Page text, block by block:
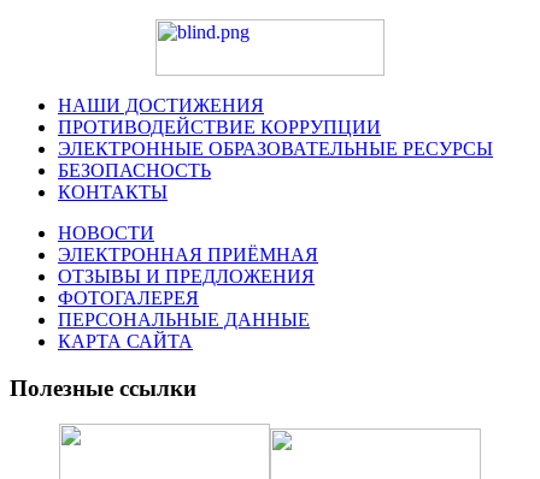
НАШИ ДОСТИЖЕНИЯ
ПРОТИВОДЕЙСТВИЕ КОРРУПЦИИ
ЭЛЕКТРОННЫЕ ОБРАЗОВАТЕЛЬНЫЕ РЕСУРСЫ
БЕЗОПАСНОСТЬ
КОНТАКТЫ
НОВОСТИ
ЭЛЕКТРОННАЯ ПРИЁМНАЯ
ОТЗЫВЫ И ПРЕДЛОЖЕНИЯ
ФОТОГАЛЕРЕЯ
ПЕРСОНАЛЬНЫЕ ДАННЫЕ
КАРТА САЙТА
Полезные ссылки